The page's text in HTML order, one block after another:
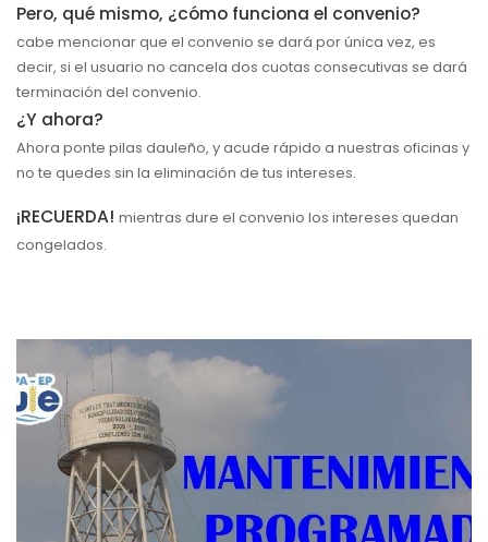
Pero, qué mismo, ¿cómo funciona el convenio?
cabe mencionar que el convenio se dará por única vez, es
decir, si el usuario no cancela dos cuotas consecutivas se dará
terminación del convenio.
¿Y ahora?
Ahora ponte pilas dauleño, y acude rápido a nuestras oficinas y
no te quedes sin la eliminación de tus intereses.
¡RECUERDA! mientras dure el convenio los intereses quedan
congelados.